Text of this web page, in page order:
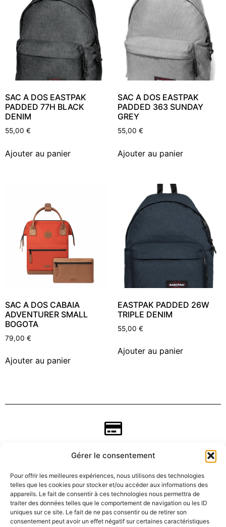
Gérer le consentement
Pour offrir les meilleures expériences, nous utilisons des technologies
telles que les cookies pour stocker et/ou accéder aux informations des
appareils. Le fait de consentir à ces technologies nous permettra de
traiter des données telles que le comportement de navigation ou les ID
uniques sur ce site. Le fait de ne pas consentir ou de retirer son
consentement peut avoir un effet négatif sur certaines caractéristiques
SAC A DOS EASTPAK
PADDED 77H BLACK
DENIM
55,00 €
Ajouter au panier
SAC A DOS EASTPAK
PADDED 363 SUNDAY
GREY
55,00 €
Ajouter au panier
SAC A DOS CABAIA
ADVENTURER SMALL
BOGOTA
79,00 €
Ajouter au panier
EASTPAK PADDED 26W
TRIPLE DENIM
55,00 €
Ajouter au panier